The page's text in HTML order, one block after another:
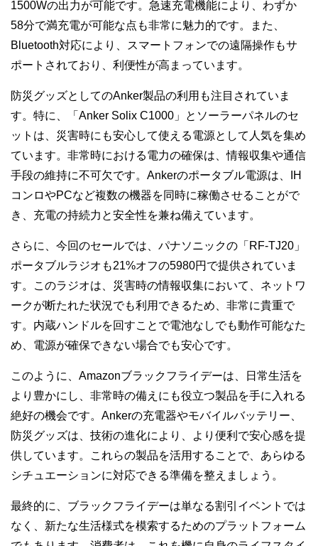
1500Wの出力が可能です。急速充電機能により、わずか
58分で満充電が可能な点も非常に魅力的です。また、
Bluetooth対応により、スマートフォンでの遠隔操作もサ
ポートされており、利便性が高まっています。
防災グッズとしてのAnker製品の利用も注目されていま
す。特に、「Anker Solix C1000」とソーラーパネルのセ
ットは、災害時にも安心して使える電源として人気を集め
ています。非常時における電力の確保は、情報収集や通信
手段の維持に不可欠です。Ankerのポータブル電源は、IH
コンロやPCなど複数の機器を同時に稼働させることがで
き、充電の持続力と安全性を兼ね備えています。
さらに、今回のセールでは、パナソニックの「RF-TJ20」
ポータブルラジオも21%オフの5980円で提供されていま
す。このラジオは、災害時の情報収集において、ネットワ
ークが断たれた状況でも利用できるため、非常に貴重で
す。内蔵ハンドルを回すことで電池なしでも動作可能なた
め、電源が確保できない場合でも安心です。
このように、Amazonブラックフライデーは、日常生活を
より豊かにし、非常時の備えにも役立つ製品を手に入れる
絶好の機会です。Ankerの充電器やモバイルバッテリー、
防災グッズは、技術の進化により、より便利で安心感を提
供しています。これらの製品を活用することで、あらゆる
シチュエーションに対応できる準備を整えましょう。
最終的に、ブラックフライデーは単なる割引イベントでは
なく、新たな生活様式を模索するためのプラットフォーム